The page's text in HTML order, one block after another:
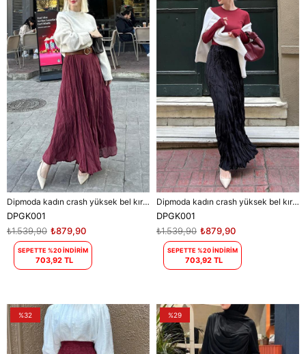
Dipmoda kadın crash yüksek bel kırışık saten etek DPGK001
DPGK001
₺879,90
₺1.539,90
SEPETTE %20 İNDİRİM
703,92 TL
Dipmoda kadın crash yüksek bel kırışık saten etek DPGK001
DPGK001
₺879,90
₺1.539,90
SEPETTE %20 İNDİRİM
703,92 TL
%32 %29